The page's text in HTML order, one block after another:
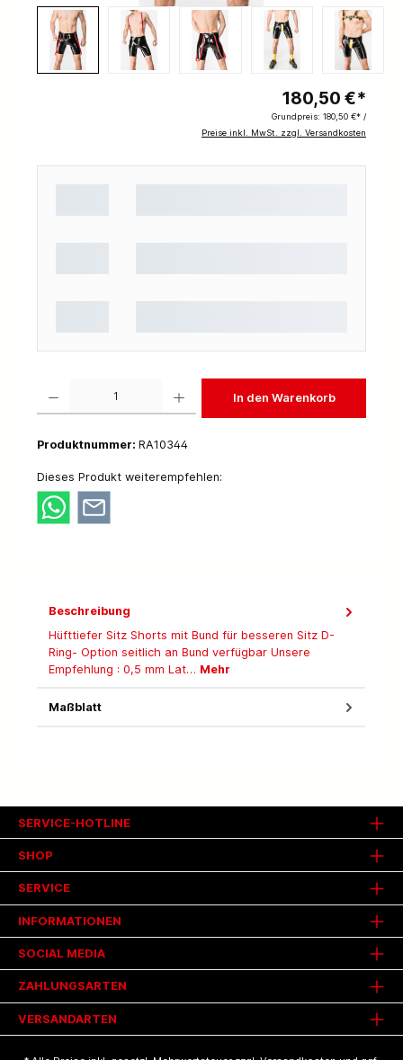
180,50 €*
Grundpreis: 180,50 €* /
Preise inkl. MwSt. zzgl. Versandkosten
In den Warenkorb
Produktnummer: RA10344
Dieses Produkt weiterempfehlen:
Beschreibung
Hüfttiefer Sitz Shorts mit Bund für besseren Sitz D-
Ring- Option seitlich an Bund verfügbar Unsere
Empfehlung : 0,5 mm Lat… Mehr
Maßblatt
SHOP
SERVICE
INFORMATIONEN
SERVICE-HOTLINE
SOCIAL MEDIA
ZAHLUNGSARTEN
VERSANDARTEN